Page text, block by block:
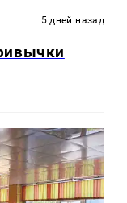
5 дней назад